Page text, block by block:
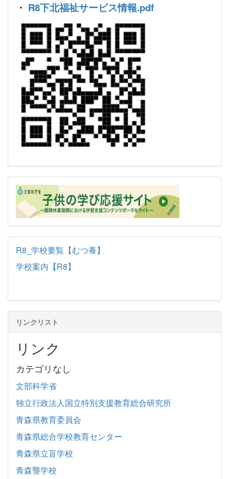
・ R8下北福祉サービス情報.pdf
R8_学校要覧【むつ養】
学校案内【R8】
リンクリスト
リンク
カテゴリなし
文部科学省
独立行政法人国立特別支援教育総合研究所
青森県教育委員会
青森県総合学校教育センター
青森県立盲学校
青森聾学校